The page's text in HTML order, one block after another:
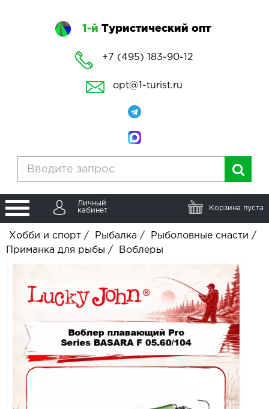
1-й Туристический опт
+7 (495) 183-90-12
opt@1-turist.ru
Личный
кабинет
Корзина пуста
Хобби и спорт / Рыбалка / Рыболовные снасти /
Приманка для рыбы / Воблеры